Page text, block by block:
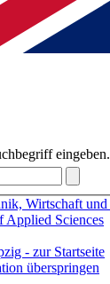
eingeben.
Wirtschaft
Sciences
überspringen